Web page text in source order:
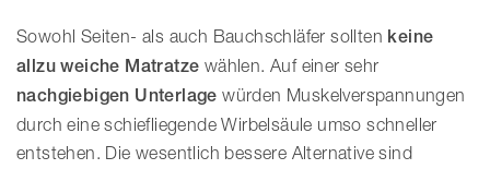
k
e
i
v
o
Sowohl Seiten- als auch Bauchschläfer sollten keine
allzu weiche Matratze wählen. Auf einer sehr
nachgiebigen Unterlage würden Muskelverspannungen
durch eine schiefliegende Wirbelsäule umso schneller
entstehen. Die wesentlich bessere Alternative sind